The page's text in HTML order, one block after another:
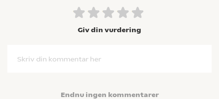
Giv din vurdering
Skriv din kommentar her
Endnu ingen kommentarer